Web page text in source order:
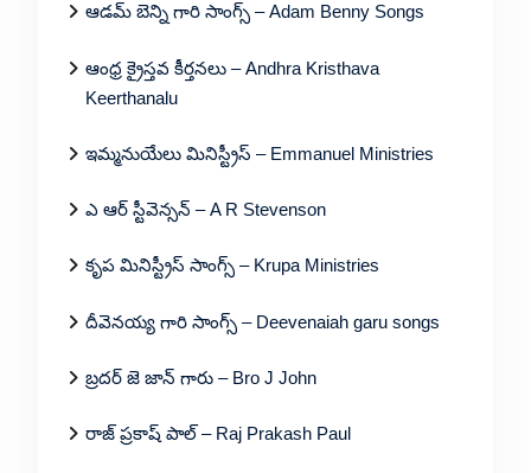
ఆడమ్ బెన్ని గారి సాంగ్స్ – Adam Benny Songs
ఆంధ్ర క్రైస్తవ కీర్తనలు – Andhra Kristhava
Keerthanalu
ఇమ్మనుయేలు మినిస్ట్రీస్ – Emmanuel Ministries
ఎ ఆర్ స్టీవెన్సన్ – A R Stevenson
కృప మినిస్ట్రీస్ సాంగ్స్ – Krupa Ministries
దీవెనయ్య గారి సాంగ్స్ – Deevenaiah garu songs
బ్రదర్ జె జాన్ గారు – Bro J John
రాజ్ ప్రకాష్ పాల్ – Raj Prakash Paul